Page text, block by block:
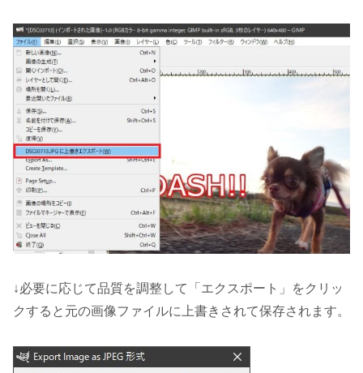
↓必要に応じて品質を調整して「エクスポート」をクリッ
クすると元の画像ファイルに上書きされて保存されます。